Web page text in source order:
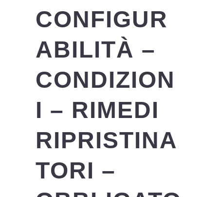
CONFIGUR
ABILITÀ –
CONDIZION
I – RIMEDI
RIPRISTINA
TORI –